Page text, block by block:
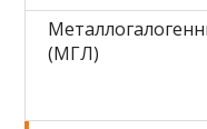
(МГЛ)